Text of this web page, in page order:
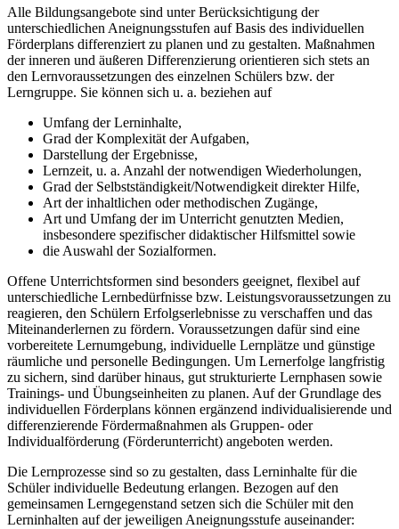
Alle Bildungsangebote sind unter Berücksichtigung der
unterschiedlichen Aneignungsstufen auf Basis des individuellen
Förderplans differenziert zu planen und zu gestalten. Maßnahmen
der inneren und äußeren Differenzierung orientieren sich stets an
den Lernvoraussetzungen des einzelnen Schülers bzw. der
Lerngruppe. Sie können sich u. a. beziehen auf
Umfang der Lerninhalte,
Grad der Komplexität der Aufgaben,
Darstellung der Ergebnisse,
Lernzeit, u. a. Anzahl der notwendigen Wiederholungen,
Grad der Selbstständigkeit/Notwendigkeit direkter Hilfe,
Art der inhaltlichen oder methodischen Zugänge,
Art und Umfang der im Unterricht genutzten Medien,
insbesondere spezifischer didaktischer Hilfsmittel sowie
die Auswahl der Sozialformen.
Offene Unterrichtsformen sind besonders geeignet, flexibel auf
unterschiedliche Lernbedürfnisse bzw. Leistungsvoraussetzungen zu
reagieren, den Schülern Erfolgserlebnisse zu verschaffen und das
Miteinanderlernen zu fördern. Voraussetzungen dafür sind eine
vorbereitete Lernumgebung, individuelle Lernplätze und günstige
räumliche und personelle Bedingungen. Um Lernerfolge langfristig
zu sichern, sind darüber hinaus, gut strukturierte Lernphasen sowie
Trainings- und Übungseinheiten zu planen. Auf der Grundlage des
individuellen Förderplans können ergänzend individualisierende und
differenzierende Fördermaßnahmen als Gruppen- oder
Individualförderung (Förderunterricht) angeboten werden.
Die Lernprozesse sind so zu gestalten, dass Lerninhalte für die
Schüler individuelle Bedeutung erlangen. Bezogen auf den
gemeinsamen Lerngegenstand setzen sich die Schüler mit den
Lerninhalten auf der jeweiligen Aneignungsstufe auseinander: